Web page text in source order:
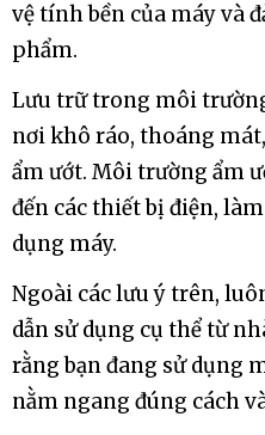
vệ tính bền của máy và
phẩm.
Lưu trữ trong môi
nơi khô ráo, thoáng
ẩm ướt. Môi trường ẩm
đến các thiết bị điện,
dụng máy.
Ngoài các lưu ý trên,
dẫn sử dụng cụ thể từ
rằng bạn đang sử dụng
nằm ngang đúng cách